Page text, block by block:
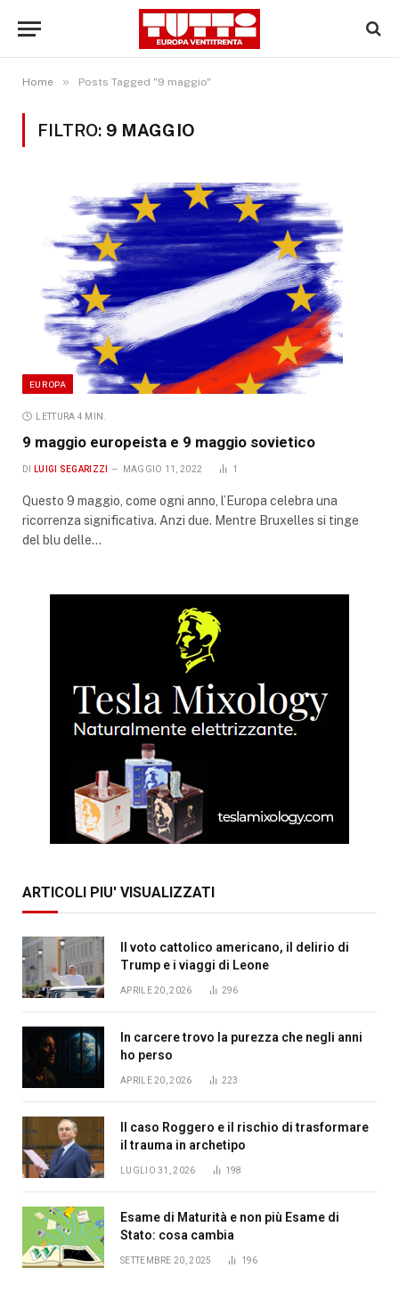
Home » Posts Tagged "9 maggio"
FILTRO: 9 MAGGIO
EUROPA
LETTURA 4 MIN.
9 maggio europeista e 9 maggio sovietico
DI LUIGI SEGARIZZI MAGGIO 11, 2022 1
Questo 9 maggio, come ogni anno, l’Europa celebra una
ricorrenza significativa. Anzi due. Mentre Bruxelles si tinge
del blu delle…
ARTICOLI PIU' VISUALIZZATI
Il voto cattolico americano, il delirio di
Trump e i viaggi di Leone
APRILE 20, 2026 296
In carcere trovo la purezza che negli anni
ho perso
APRILE 20, 2026 223
Il caso Roggero e il rischio di trasformare
il trauma in archetipo
LUGLIO 31, 2026 198
Esame di Maturità e non più Esame di
Stato: cosa cambia
SETTEMBRE 20, 2025 196